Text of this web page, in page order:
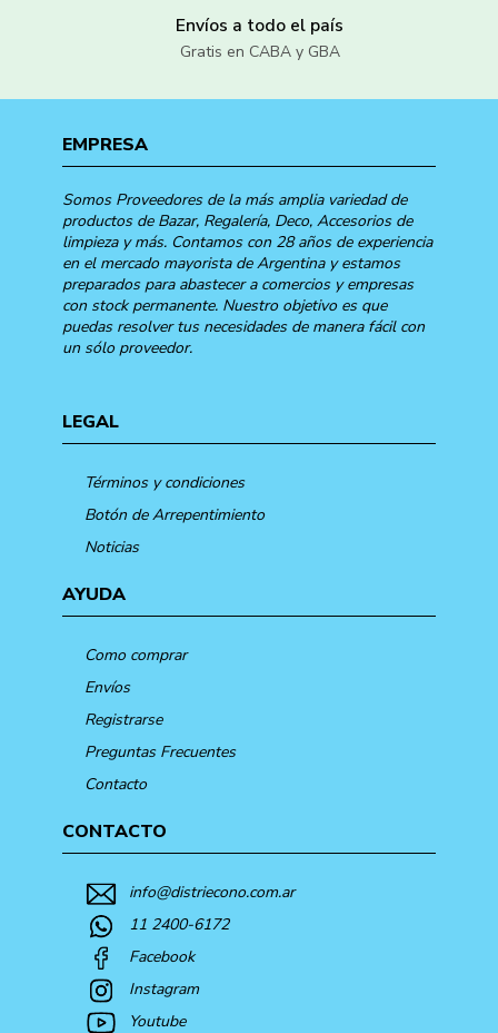
Envíos a todo el país
Gratis en CABA y GBA
EMPRESA
Somos Proveedores de la más amplia variedad de
productos de Bazar, Regalería, Deco, Accesorios de
limpieza y más. Contamos con 28 años de experiencia
en el mercado mayorista de Argentina y estamos
preparados para abastecer a comercios y empresas
con stock permanente. Nuestro objetivo es que
puedas resolver tus necesidades de manera fácil con
un sólo proveedor.
LEGAL
Términos y condiciones
Botón de Arrepentimiento
Noticias
AYUDA
Como comprar
Envíos
Registrarse
Preguntas Frecuentes
Contacto
CONTACTO
info@distriecono.com.ar
11 2400-6172
Facebook
Instagram
Youtube